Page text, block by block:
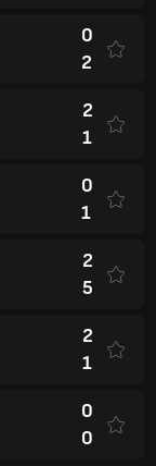
0
2
2
1
0
1
2
5
2
1
0
0